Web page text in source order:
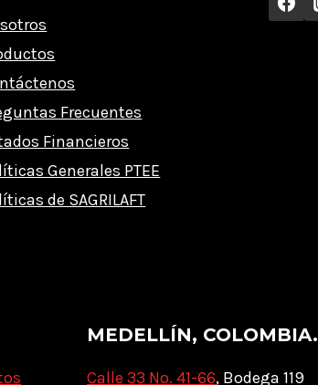
Frecuentes
Financieros
Generales PTEE
de SAGRILAFT
MEDELLÍN, COLOMBIA.
Calle 33 No. 41-66, Bodega 119